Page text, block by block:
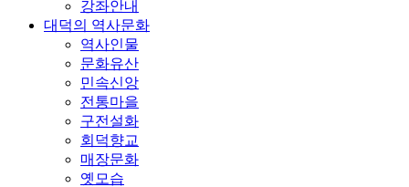
강좌안내
대덕의 역사문화
역사인물
문화유산
민속신앙
전통마을
구전설화
회덕향교
매장문화
옛모습